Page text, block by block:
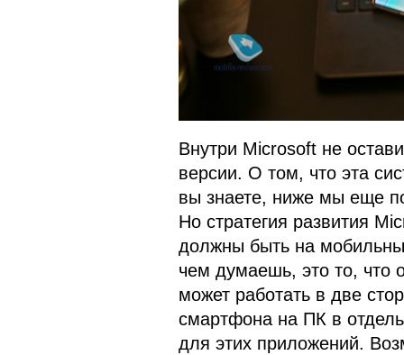
Внутри Microsoft не
версии. О том, что эта
вы знаете, ниже мы еще
Но стратегия развития
должны быть на
чем думаешь, это то, что
может работать в две
смартфона на ПК в
для этих приложений.